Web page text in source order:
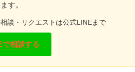
す。
談・リクエストは公式LINEまで
で相談する